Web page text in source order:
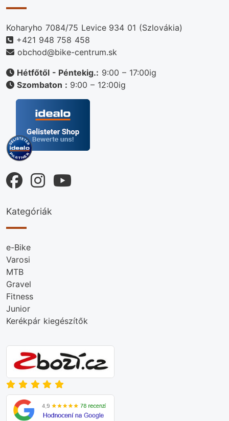
Koharyho 7084/75 Levice 934 01 (Szlovákia)
+421 948 758 458
obchod@bike-centrum.sk
Hétfőtől - Péntekig.: 9:00 – 17:00ig
Szombaton : 9:00 – 12:00ig
Kategóriák
e-Bike
Varosi
MTB
Gravel
Fitness
Junior
Kerékpár kiegészítők